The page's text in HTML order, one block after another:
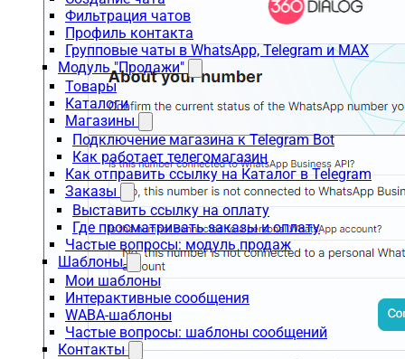
Фильтрация чатов
Профиль контакта
Групповые чаты в WhatsApp, Telegram и MAX
Модуль "Продажи"
Товары
Каталоги
Магазины
Подключение магазина к Telegram Bot
Как работает телегомагазин
Как отправить ссылку на Каталог в Telegram
Заказы
Выставить ссылку на оплату
Где просматривать заказы и оплату
Частые вопросы: модуль продаж
Шаблоны
Мои шаблоны
Интерактивные сообщения
WABA-шаблоны
Частые вопросы: шаблоны сообщений
Контакты